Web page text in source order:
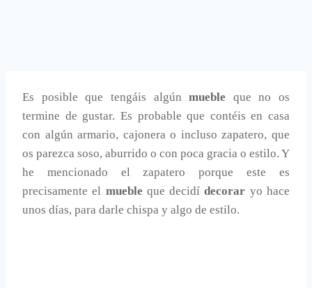
Es posible que tengáis algúnmueble que no os
termine de gustar. Es probable que contéis en casa
con algún armario, cajonera o incluso zapatero, que
os parezca soso, aburrido o con poca gracia o estilo. Y
he mencionado el zapatero porque este es
precisamente el mueble que decidídecorar yo hace
unos días, para darle chispa y algo de estilo.